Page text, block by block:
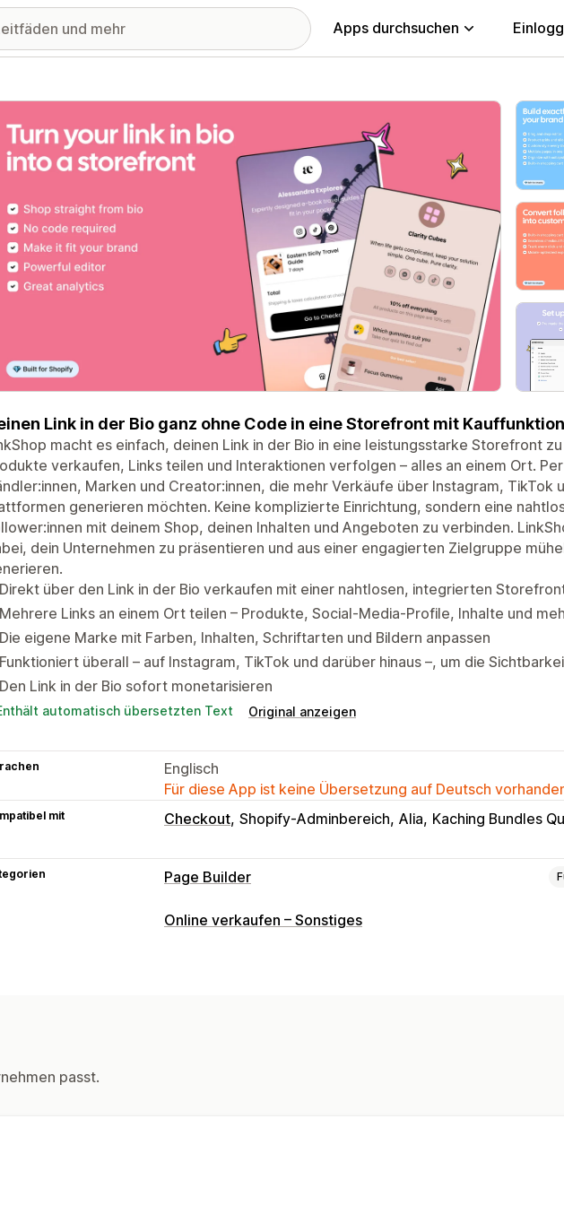
Apps durchsuchen
Bildergalerie
Link in der Bio ganz ohne Code in eine Storefront mit
macht es einfach, deinen Link in der Bio in eine leistungsstarke Storefront
verkaufen, Links teilen und Interaktionen verfolgen – alles an einem Ort.
Marken und Creator:innen, die mehr Verkäufe über Instagram, TikTok
generieren möchten. Keine komplizierte Einrichtung, sondern eine
mit deinem Shop, deinen Inhalten und Angeboten zu verbinden.
dein Unternehmen zu präsentieren und aus einer engagierten Zielgruppe
Direkt über den Link in der Bio verkaufen mit einer nahtlosen, integrierten
Mehrere Links an einem Ort teilen – Produkte, Social-Media-Profile, Inhalte und
Die eigene Marke mit Farben, Inhalten, Schriftarten und Bildern anpassen
Funktioniert überall – auf Instagram, TikTok und darüber hinaus –, um die
Den Link in der Bio sofort monetarisieren
automatisch übersetzten Text Original anzeigen
Englisch
Für diese App ist keine Übersetzung auf Deutsch
mit Checkout Shopify-Adminbereich Alia Kaching Bundles
Page Builder
Seitentypen
Online verkaufen – Sonstiges
passt.